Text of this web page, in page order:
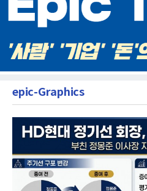
epic-Graphics